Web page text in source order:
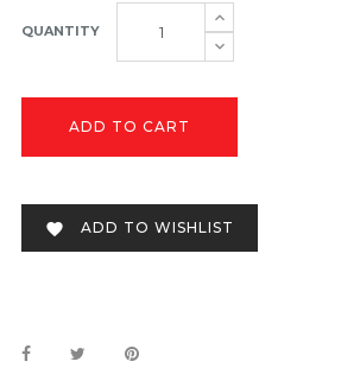
QUANTITY
ADD TO CART
 ADD TO WISHLIST